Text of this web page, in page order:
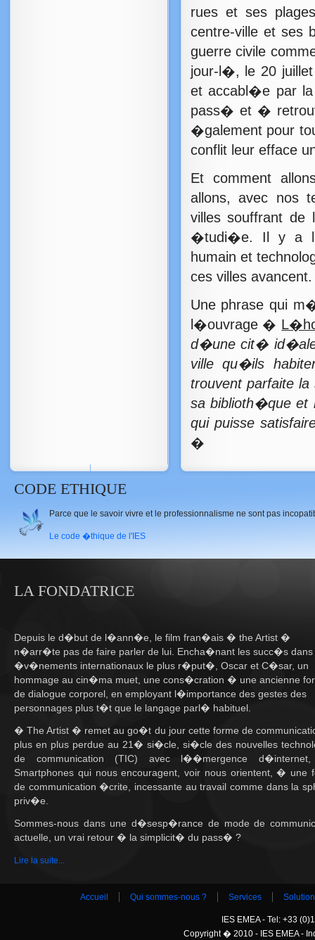
rues et ses
centre-ville et ses
guerre civile
jour-l�, le 20
et accabl�e par
pass� et �
�galement pour
conflit leur efface
Et comment
allons, avec nos
villes souffrant de
�tudi�e. Il y a
humain et
ces villes avancent.
Une phrase qui
l�ouvrage �
d�une cit�
ville qu�ils
trouvent parfaite
sa biblioth�que
qui puisse
�
CODE ETHIQUE
Parce que le savoir vivre et le professionnalisme ne sont pas
Le code �thique de l'IES
LA FONDATRICE
Depuis le d�but de l�ann�e, le film fran�ais � the Artist �
n�arr�te pas de faire parler de lui. Encha�nant les succ�s dans
�v�nements internationaux le plus r�put�, Oscar et C�sar, un
hommage au cin�ma muet, une cons�cration � une ancienne
de dialogue corporel, en employant l�importance des gestes des
personnages plus t�t que le langage parl� habituel.
� The Artist � remet au go�t du jour cette forme de
plus en plus perdue au 21� si�cle, si�cle des nouvelles
de communication (TIC) avec l��mergence
Smartphones qui nous encouragent, voir nous orientent, � une
de communication �crite, incessante au travail comme dans la
priv�e.
Sommes-nous dans une d�sesp�rance de mode de
actuelle, un vrai retour � la simplicit� du pass� ?
Lire la suite...
Accueil Qui sommes-nous ? Services
IES EMEA - Tel: +33
Copyright � 2010 - IES EMEA -